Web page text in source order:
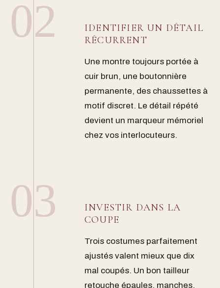
02
IDENTIFIER UN DÉTAIL
RÉCURRENT
Une montre toujours portée à
cuir brun, une boutonnière
permanente, des chaussettes à
motif discret. Le détail répété
devient un marqueur mémoriel
chez vos interlocuteurs.
03
INVESTIR DANS LA
COUPE
Trois costumes parfaitement
ajustés valent mieux que dix
mal coupés. Un bon tailleur
retouche épaules, manches,